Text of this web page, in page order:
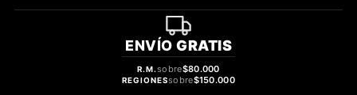
ENVÍO GRATIS
R.M.sobre$80.000
REGIONESsobre$150.000